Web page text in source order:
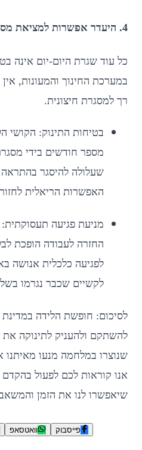
4. היעדר אפשרות למציאת מסגרת בטוחה ויציבה
כל עוד שגרת היום-יום אינה
במערכת החינוך והמעונות,
רך למסגרת חיצונית.
בטיחות התינוק: הקושי
מספר חודשים בידי
שעלולה להיסגר
האפשרות הריאלית
מניעת פגיעה
החזרה לעבודה הופכת
לפגיעה כלכלית אנושה
לקשיים שכבר נגרמו
לסיכום: חופשת הלידה
להשתקם ולהעניק לתינוקה את
שנוצרו במלחמה מנעו
אנו קוראות לכם לפעול
שיאפשרו לנו את הזמן
פייסבוק וואטסאפ